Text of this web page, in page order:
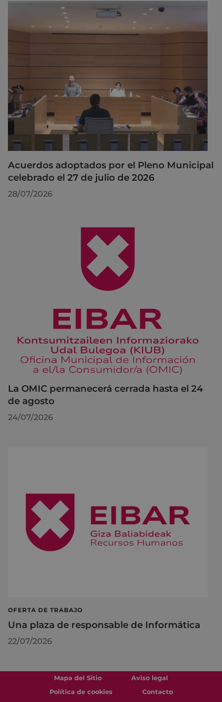
Acuerdos adoptados por el Pleno Municipal
celebrado el 27 de julio de 2026
28/07/2026
La OMIC permanecerá cerrada hasta el 24
de agosto
24/07/2026
OFERTA DE TRABAJO
Una plaza de responsable de Informática
22/07/2026
Mapa del Sitio
Aviso legal
Política de cookies
Contacto